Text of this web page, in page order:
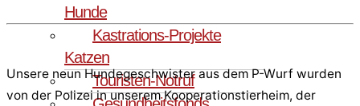
Hunde
Kastrations-Projekte
Katzen
Touristen-Notruf
Unsere neun Hundegeschwister aus dem P-Wurf wurden
von der Polizei in unserem Kooperationstierheim, der